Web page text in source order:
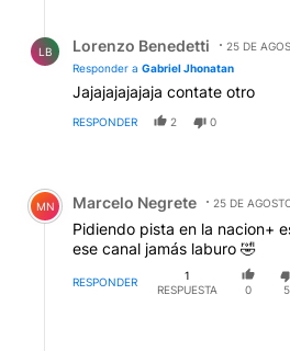
LB Lorenzo Benedetti
25 DE
Responder a Gabriel Jhonatan
Jajajajajajaja contate otro
RESPONDER 2 0
Comentario de Marcelo Negrete.
MN Marcelo Negrete 25 DE
Pidiendo pista en la nacion+
ese canal jamás laburo 🤣
RESPONDER
1
RESPUESTA
0 5